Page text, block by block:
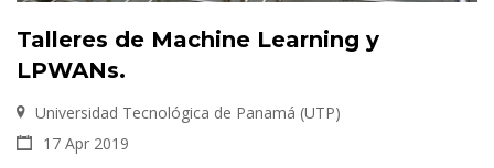
Talleres de Machine Learning y
LPWANs.
Universidad Tecnológica de Panamá (UTP)
17 Apr 2019